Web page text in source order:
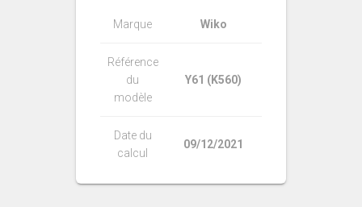
Marque Wiko
Référence
du
modèle
Y61 (K560)
Date du
calcul
09/12/2021